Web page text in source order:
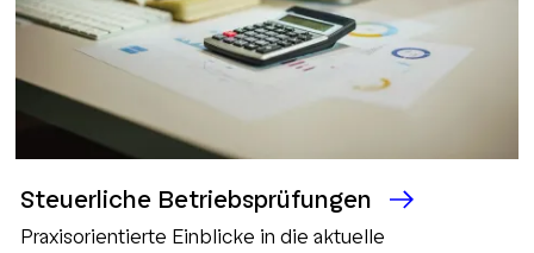
Steuerliche Betriebsprüfungen
Praxisorientierte Einblicke in die aktuelle